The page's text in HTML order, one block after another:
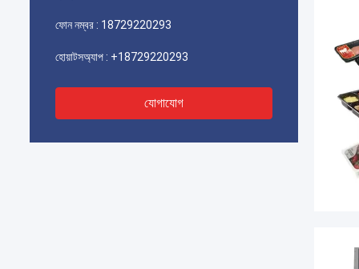
ফোন নম্বর : 18729220293
হোয়াটসঅ্যাপ : +18729220293
যোগাযোগ